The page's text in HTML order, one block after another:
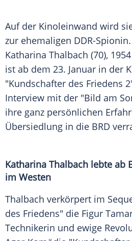
Auf der Kinoleinwand wird
zur ehemaligen DDR-Spionin.
Katharina Thalbach (70),
ist ab dem 23. Januar in der
"Kundschafter des Friedens
Interview mit der "Bild am
ihre ganz persönlichen
Übersiedlung in die BRD
Katharina Thalbach lebte ab
im Westen
Thalbach verkörpert im
des Friedens" die Figur
Technikerin und ewige